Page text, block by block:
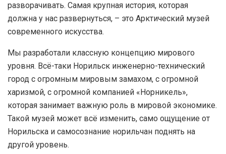
разворачивать. Самая крупная история, которая
должна у нас развернуться, – это Арктический музей
современного искусства.
Мы разработали классную концепцию мирового
уровня. Всё-таки Норильск инженерно-технический
город с огромным мировым замахом, с огромной
харизмой, с огромной компанией «Норникель»,
которая занимает важную роль в мировой экономике.
Такой музей может всё изменить, само ощущение от
Норильска и самосознание норильчан поднять на
другой уровень.